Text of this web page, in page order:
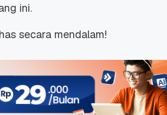
ini.
secara mendalam!